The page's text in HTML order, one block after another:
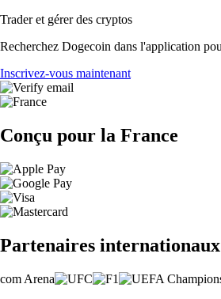
Trader et gérer des cryptos
Recherchez Dogecoin dans l'application
Inscrivez-vous maintenant
Conçu pour la France
Partenaires internationaux